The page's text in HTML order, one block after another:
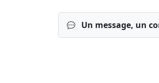
Un message, un